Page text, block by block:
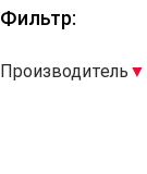
Фильтр:
Производитель